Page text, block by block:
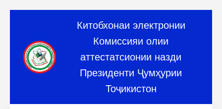
Китобхонаи электронии
Комиссияи олии
аттестатсионии назди
Президенти Ҷумҳурии
Тоҷикистон